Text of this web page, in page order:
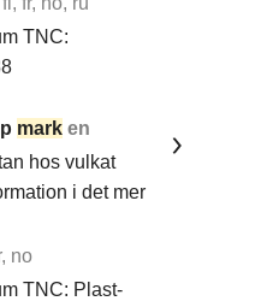
TNC:
mark en
hos vulkat
i det mer
no
TNC: Plast-